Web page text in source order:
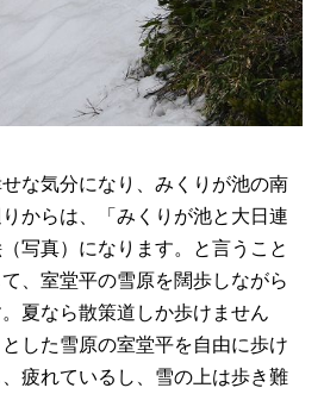
な気分になり、みくりが池の南
からは、「みくりが池と大日連
写真）になります。と言うこと
、室堂平の雪原を闊歩しながら
夏なら散策道しか歩けません
した雪原の室堂平を自由に歩け
疲れているし、雪の上は歩き難